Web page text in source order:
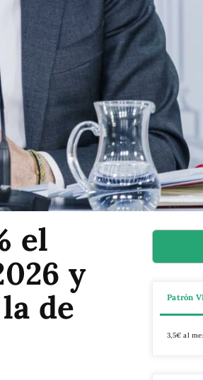
el
y
de
Patrón
3,5€ al